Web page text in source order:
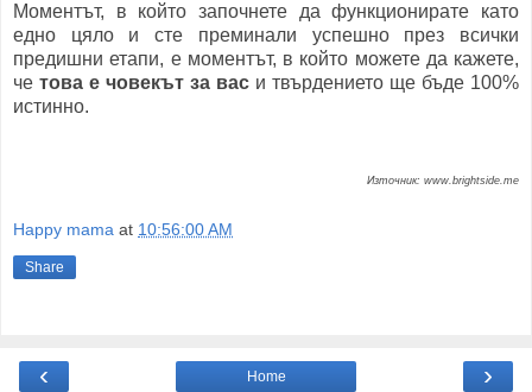
Моментът, в който започнете да функционирате като
едно цяло и сте преминали успешно през всички
предишни етапи, е моментът, в който можете да кажете,
че това е човекът за вас и твърдението ще бъде 100%
истинно.
Източник: www.brightside.me
Happy mama at 10:56:00 AM
Share
‹ ›
Home